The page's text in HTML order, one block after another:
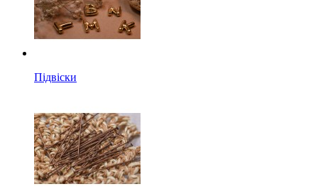
Підвіски